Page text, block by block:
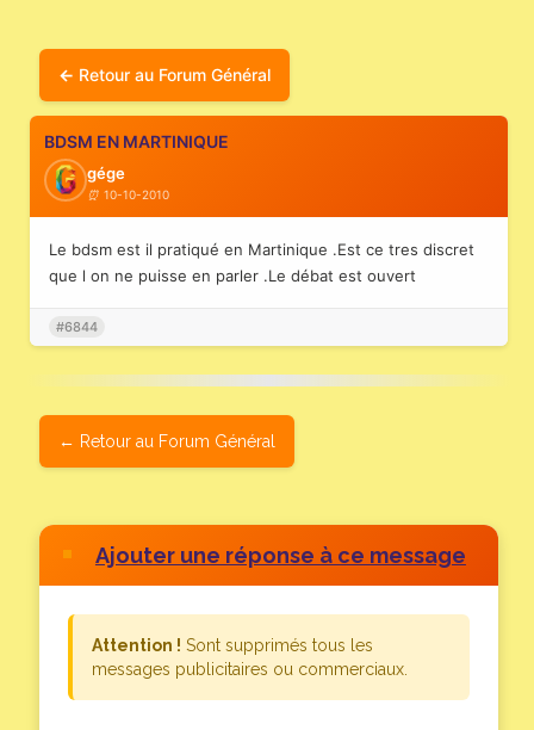
Retour au Forum Général
BDSM EN MARTINIQUE
gége
10-10-2010
Le bdsm est il pratiqué en Martinique .Est ce tres discret
que l on ne puisse en parler .Le débat est ouvert
#6844
Retour au Forum Général
Ajouter une réponse à ce message
Attention ! Sont supprimés tous les
messages publicitaires ou commerciaux.